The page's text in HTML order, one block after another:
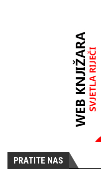
PRATITE NAS